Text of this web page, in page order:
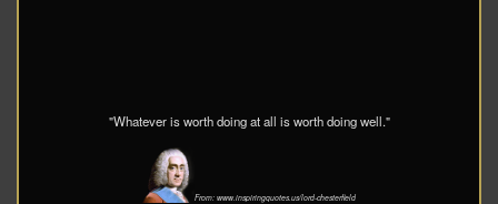
"Whatever is worth doing at all is worth doing well."
From: www.inspiringquotes.us/lord-chesterfield